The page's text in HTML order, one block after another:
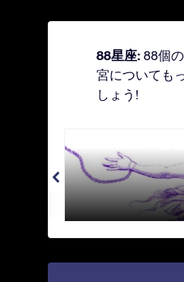
88星座: 88個
宮についても
しょう!
Andromeda - 鎖